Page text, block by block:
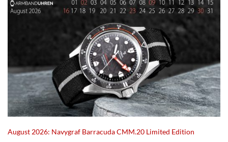
August 2026: Navygraf Barracuda CMM.20 Limited Edition